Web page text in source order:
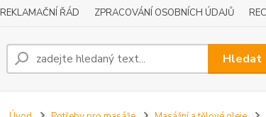
REKLAMAČNÍ ŘÁD ZPRACOVÁNÍ OSOBNÍCH ÚDAJŮ
Hledat